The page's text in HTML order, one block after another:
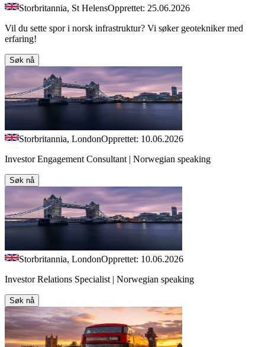
Storbritannia, St HelensOpprettet: 25.06.2026
Vil du sette spor i norsk infrastruktur? Vi søker geotekniker med
erfaring!
Søk nå
Storbritannia, LondonOpprettet: 10.06.2026
Investor Engagement Consultant | Norwegian speaking
Søk nå
Storbritannia, LondonOpprettet: 10.06.2026
Investor Relations Specialist | Norwegian speaking
Søk nå